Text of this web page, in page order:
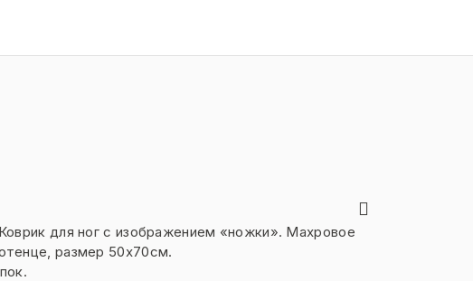
для ног с изображением «ножки». Махровое
размер 50х70см.